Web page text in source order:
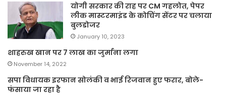
योगी सरकार की राह पर CM गहलोत, पेपर
लीक मास्टरमाइंड के कोचिंग सेंटर पर चलाया
बुलडोजर
January 10, 2023
शाहरुख खान पर 7 लाख का जुर्माना लगा
November 14, 2022
सपा विधायक इरफान सोलंकी व भाई रिजवान हुए फरार, बोले-
फंसाया जा रहा है